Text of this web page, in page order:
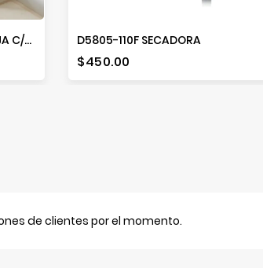
BEBC1658 BATHTIME ESPONJA C/TELA BORDADA D5805-110F SECADORA
Precio
$450.00
de clientes por el momento.